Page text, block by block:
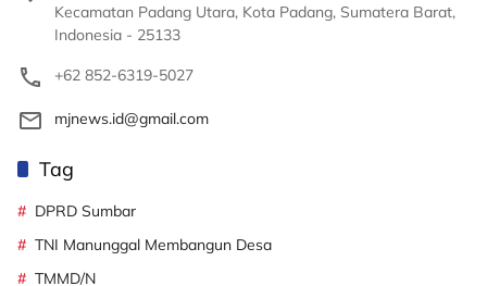
Kecamatan Padang Utara, Kota Padang, Sumatera Barat,
Indonesia - 25133
+62 852-6319-5027
mjnews.id@gmail.com
Tag
DPRD Sumbar
TNI Manunggal Membangun Desa
TMMD/N